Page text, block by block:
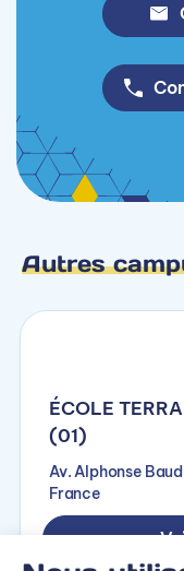
Autres
ÉCOLE
(01)
Av. Alphonse
France